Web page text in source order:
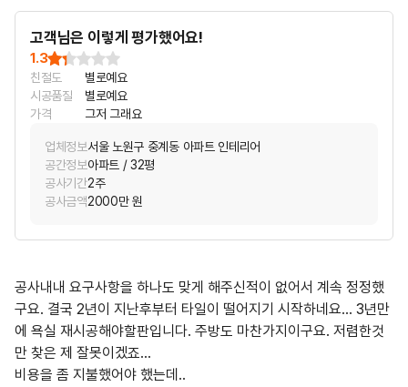
고객님은 이렇게 평가했어요!
1.3
친절도
별로예요
시공품질
별로예요
가격
그저 그래요
업체정보서울 노원구 중계동 아파트 인테리어
공간정보아파트 / 32평
공사기간2주
공사금액2000만 원
공사내내 요구사항을 하나도 맞게 해주신적이 없어서 계속 정정했
구요. 결국 2년이 지난후부터 타일이 떨어지기 시작하네요... 3년만
에 욕실 재시공해야할판입니다. 주방도 마찬가지이구요. 저렴한것
만 찾은 제 잘못이겠죠...
비용을 좀 지불했어야 했는데..